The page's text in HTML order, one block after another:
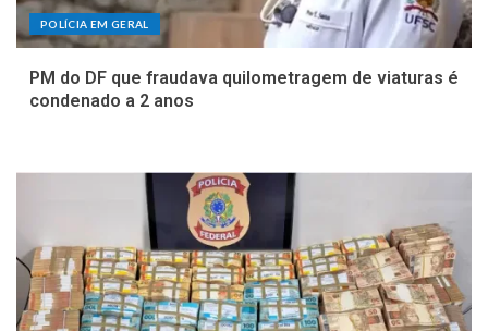
POLÍCIA EM GERAL
PM do DF que fraudava quilometragem de viaturas é
condenado a 2 anos